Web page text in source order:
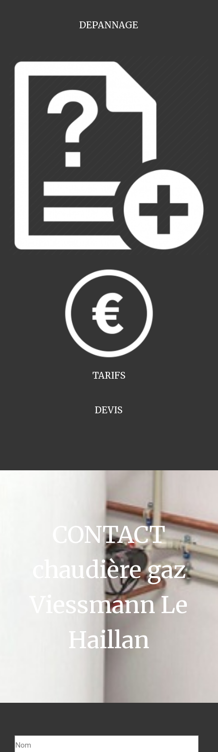
DEPANNAGE
TARIFS
DEVIS
CONTACT
chaudière gaz
Viessmann Le
Haillan